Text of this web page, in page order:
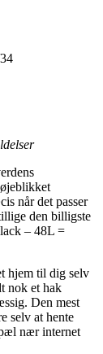
når det passer
den billigste
– 48L =
hjem til dig selv
nok et hak
Den mest
selv at hente
nær internet